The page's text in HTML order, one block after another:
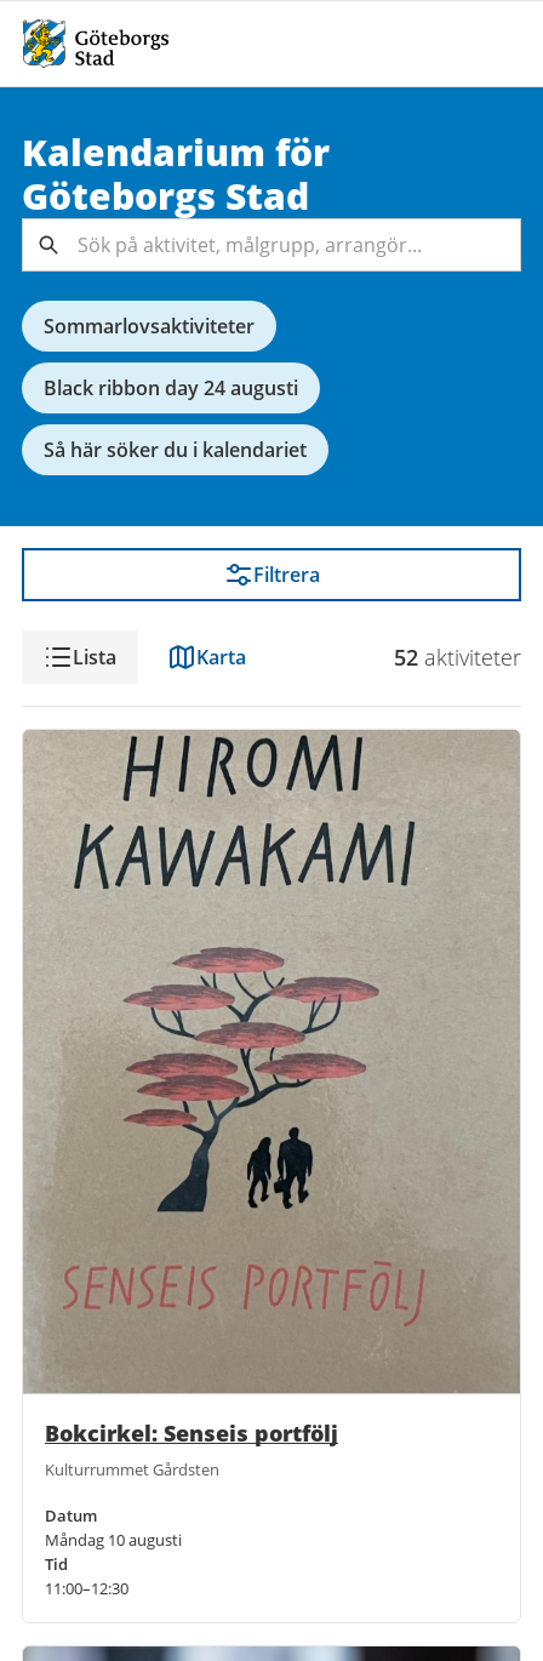
Kalendarium för
Göteborgs Stad
Sök på
aktivitet,
målgrupp,
arrangör...
Sök
Sommarlovsaktiviteter
Black ribbon day 24 augusti
Så här söker du i kalendariet
Filtrera
VisningLista Karta 52 aktiviteter
Bokcirkel: Senseis portfölj
Kulturrummet Gårdsten
Datum
Måndag 10 augusti
Tid
11:00–12:30